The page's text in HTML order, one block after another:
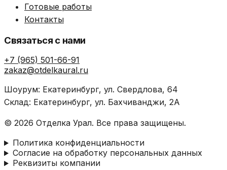
Готовые работы
Контакты
Связаться с нами
+7 (965) 501-66-91
zakaz@otdelkaural.ru
Шоурум: Екатеринбург, ул. Свердлова, 64
Склад: Екатеринбург, ул. Бахчиванджи, 2А
© 2026 Отделка Урал. Все права защищены.
Политика конфиденциальности
Согласие на обработку персональных данных
Реквизиты компании